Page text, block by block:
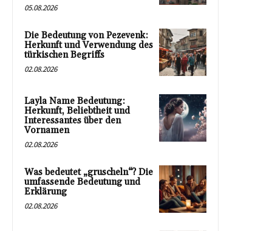
05.08.2026
Die Bedeutung von Pezevenk:
Herkunft und Verwendung des
türkischen Begriffs
02.08.2026
Layla Name Bedeutung:
Herkunft, Beliebtheit und
Interessantes über den
Vornamen
02.08.2026
Was bedeutet „gruscheln“? Die
umfassende Bedeutung und
Erklärung
02.08.2026